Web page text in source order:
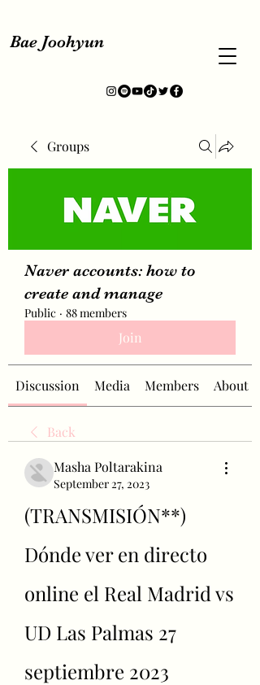
Bae Joohyun
Groups
Naver accounts: how to
create and manage
Public · 88 members
Join
Discussion Media Members About
Back
Masha Poltarakina
September 27, 2023
(TRANSMISIÓN**)
Dónde ver en directo
online el Real Madrid vs
UD Las Palmas 27
septiembre 2023